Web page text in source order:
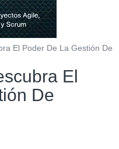
El Poder De La Gestión De
El
De